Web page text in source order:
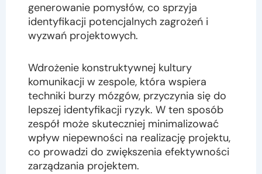
generowanie pomysłów, co sprzyja
identyfikacji potencjalnych zagrożeń i
wyzwań projektowych.
Wdrożenie konstruktywnej kultury
komunikacji w zespole, która wspiera
techniki burzy mózgów, przyczynia się do
lepszej identyfikacji ryzyk. W ten sposób
zespół może skuteczniej minimalizować
wpływ niepewności na realizację projektu,
co prowadzi do zwiększenia efektywności
zarządzania projektem.